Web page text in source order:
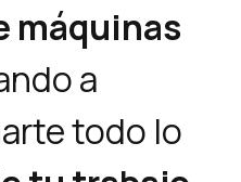
máquinas
a
todo lo